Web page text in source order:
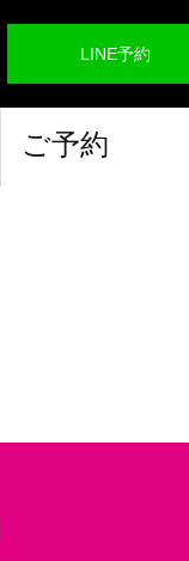
LINE予約
ご予約